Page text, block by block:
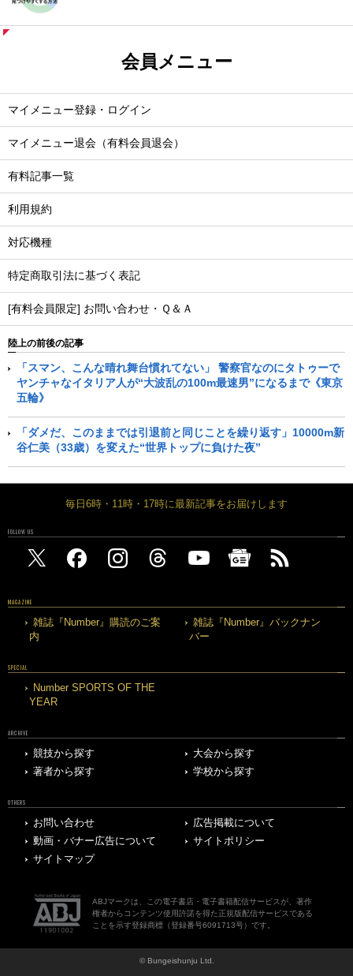
会員メニュー
マイメニュー登録・ログイン
マイメニュー退会（有料会員退会）
有料記事一覧
利用規約
対応機種
特定商取引法に基づく表記
[有料会員限定] お問い合わせ・Ｑ＆Ａ
陸上の前後の記事
「スマン、こんな晴れ舞台慣れてない」 警察官なのにタトゥーで
ヤンチャなイタリア人が“大波乱の100m最速男”になるまで《東京
五輪》
「ダメだ、このままでは引退前と同じことを繰り返す」10000m新
谷仁美（33歳）を変えた“世界トップに負けた夜”
毎日6時・11時・17時に最新記事をお届けします
FOLLOW US
MAGAZINE
雑誌『Number』購読のご案
内
雑誌『Number』バックナン
バー
SPECIAL
Number SPORTS OF THE
YEAR
ARCHIVE
競技から探す
大会から探す
著者から探す
学校から探す
OTHERS
お問い合わせ
広告掲載について
動画・バナー広告について
サイトポリシー
サイトマップ
ABJマークは、この電子書店・電子書籍配信サービスが、著作
権者からコンテンツ使用許諾を得た正規版配信サービスである
ことを示す登録商標（登録番号6091713号）です。
© Bungeishunju Ltd.